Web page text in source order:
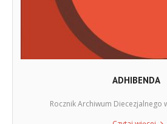
ADHIBENDA
Rocznik Archiwum Diecezjalnego